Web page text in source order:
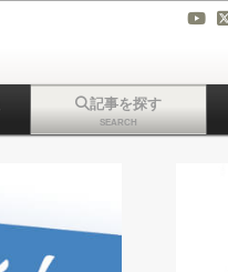
記事を探す
SEARCH